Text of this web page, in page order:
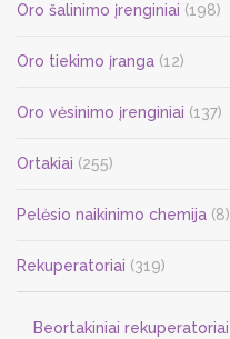
Oro šalinimo įrenginiai (198)
Oro tiekimo įranga (12)
Oro vėsinimo įrenginiai (137)
Ortakiai (255)
Pelėsio naikinimo chemija (8)
Rekuperatoriai (319)
Beortakiniai rekuperatoriai